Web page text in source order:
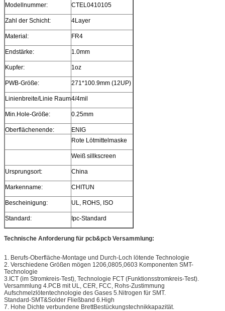
Modellnummer: CTEL0410105
Zahl der Schicht: 4Layer
Material: FR4
Endstärke: 1.0mm
Kupfer: 1oz
PWB-Größe: 271*100.9mm (12UP)
Linienbreite/Linie Raum4/4mil
Min.Hole-Größe: 0.25mm
Oberflächenende:
ENIG
Rote Lötmittelmaske
Weiß sillkscreen
Ursprungsort: China
Markenname: CHITUN
Bescheinigung: UL, ROHS, ISO
Standard: Ipc-Standard
Technische Anforderung für pcb&pcb Versammlung:
1. Berufs-Oberfläche-Montage und Durch-Loch lötende Technologie
2. Verschiedene Größen mögen 1206,0805,0603 Komponenten SMT-
Technologie
3.ICT (im Stromkreis-Test), Technologie FCT (Funktionsstromkreis-Test).
Versammlung 4.PCB mit UL, CER, FCC, Rohs-Zustimmung
Aufschmelzlötentechnologie des Gases 5.Nitrogen für SMT.
Standard-SMT&Solder Fließband 6.High
7. Hohe Dichte verbundene BrettBestückungstechnikkapazität.